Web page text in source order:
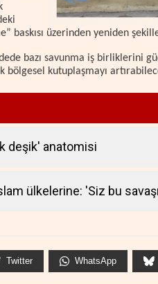
baskısı üzerinden yeniden
bazı savunma iş birliklerini
bölgesel kutuplaşmayı
deşik' anatomisi
ülkelerine: 'Siz bu
Twitter WhatsApp